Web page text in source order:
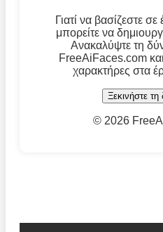
Γιατί να βασίζεστε σε
μπορείτε να
Ανακαλύψτε τη
FreeAiFaces.com
χαρακτήρες στα
Ξεκινήστε τη
© 2026